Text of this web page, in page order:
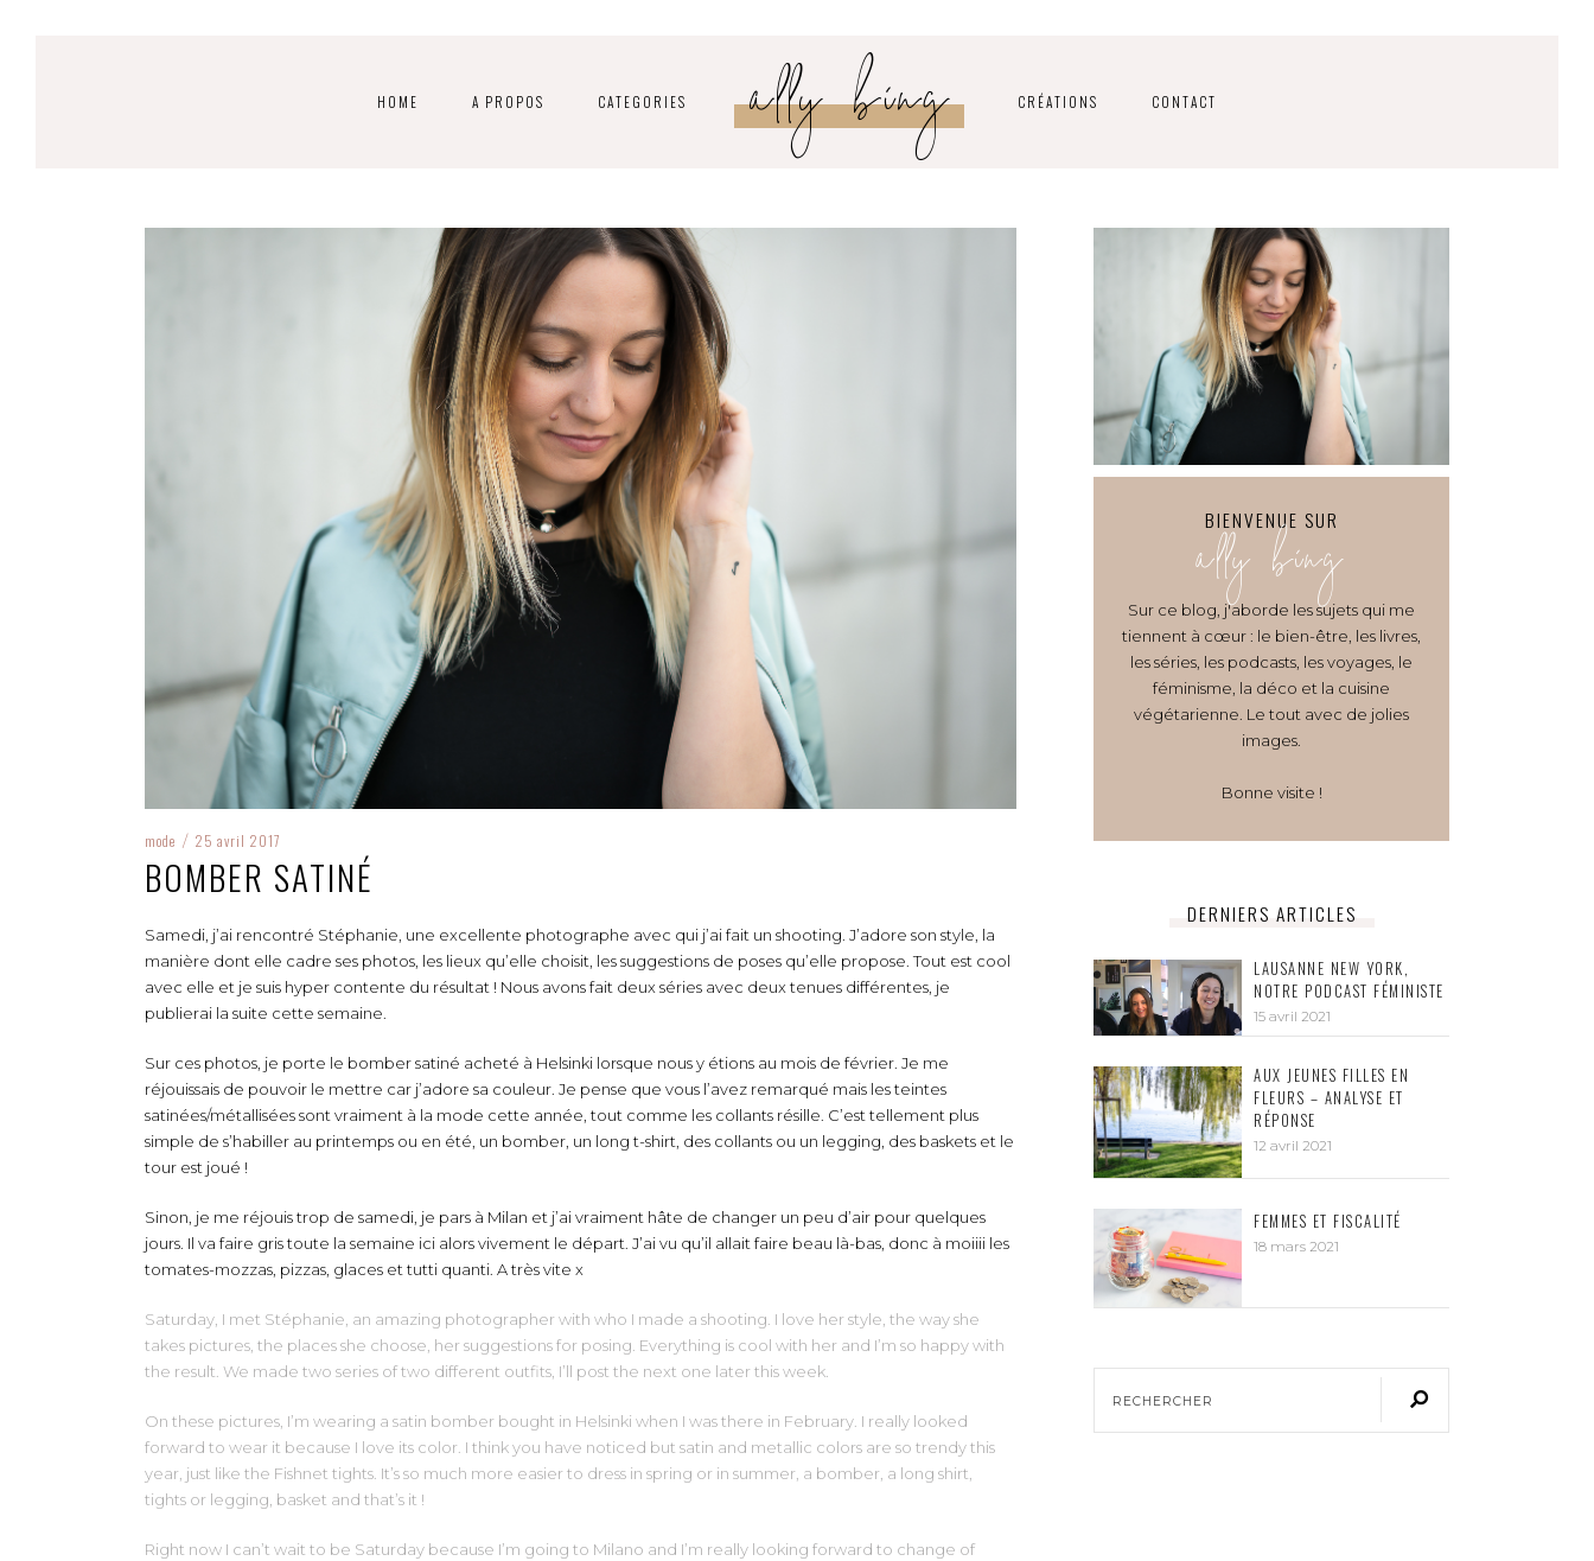
HOME A PROPOS CATEGORIES ally bing CRÉATIONS CONTACT
mode / 25 avril 2017
BOMBER SATINÉ
Samedi, j’ai rencontré Stéphanie, une excellente photographe avec qui j’ai fait un shooting. J’adore son style, la
manière dont elle cadre ses photos, les lieux qu’elle choisit, les suggestions de poses qu’elle propose. Tout est cool
avec elle et je suis hyper contente du résultat ! Nous avons fait deux séries avec deux tenues différentes, je
publierai la suite cette semaine.
Sur ces photos, je porte le bomber satiné acheté à Helsinki lorsque nous y étions au mois de février. Je me
réjouissais de pouvoir le mettre car j’adore sa couleur. Je pense que vous l’avez remarqué mais les teintes
satinées/métallisées sont vraiment à la mode cette année, tout comme les collants résille. C’est tellement plus
simple de s’habiller au printemps ou en été, un bomber, un long t-shirt, des collants ou un legging, des baskets et le
tour est joué !
Sinon, je me réjouis trop de samedi, je pars à Milan et j’ai vraiment hâte de changer un peu d’air pour quelques
jours. Il va faire gris toute la semaine ici alors vivement le départ. J’ai vu qu’il allait faire beau là-bas, donc à moiiii les
tomates-mozzas, pizzas, glaces et tutti quanti. A très vite x
Saturday, I met Stéphanie, an amazing photographer with who I made a shooting. I love her style, the way she
takes pictures, the places she choose, her suggestions for posing. Everything is cool with her and I’m so happy with
the result. We made two series of two different outfits, I’ll post the next one later this week.
On these pictures, I’m wearing a satin bomber bought in Helsinki when I was there in February. I really looked
forward to wear it because I love its color. I think you have noticed but satin and metallic colors are so trendy this
year, just like the Fishnet tights. It’s so much more easier to dress in spring or in summer, a bomber, a long shirt,
tights or legging, basket and that’s it !
Right now I can’t wait to be Saturday because I’m going to Milano and I’m really looking forward to change of
BIENVENUE SUR
ally bing
Sur ce blog, j'aborde les sujets qui me
tiennent à cœur : le bien-être, les livres,
les séries, les podcasts, les voyages, le
féminisme, la déco et la cuisine
végétarienne. Le tout avec de jolies
images.
Bonne visite !
DERNIERS ARTICLES
LAUSANNE NEW YORK,
NOTRE PODCAST FÉMINISTE
15 avril 2021
AUX JEUNES FILLES EN
FLEURS – ANALYSE ET
RÉPONSE
12 avril 2021
FEMMES ET FISCALITÉ
18 mars 2021